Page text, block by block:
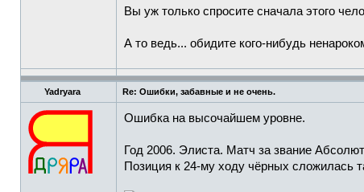
Вы уж только спросите сначала этого
А то ведь... обидите кого-нибудь
Yadryara Re: Ошибки, забавные и не очень.
Ошибка на высочайшем уровне.
Год 2006. Элиста. Матч за звание
Позиция к 24-му ходу чёрных сложилась